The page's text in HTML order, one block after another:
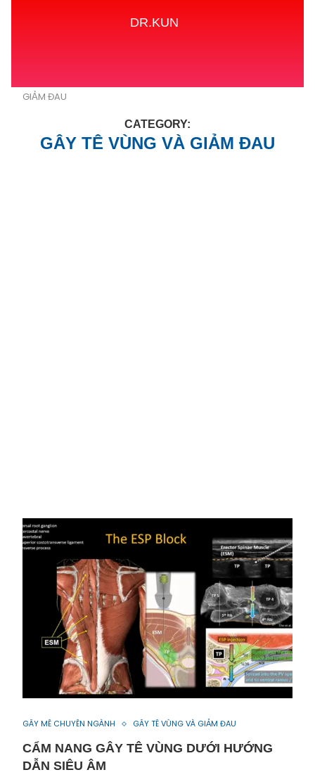
DR.KUN
GIẢM ĐAU
CATEGORY:
GÂY TÊ VÙNG VÀ GIẢM ĐAU
GÂY MÊ CHUYÊN NGÀNH GÂY TÊ VÙNG VÀ GIẢM ĐAU
CẨM NANG GÂY TÊ VÙNG DƯỚI HƯỚNG
DẪN SIÊU ÂM